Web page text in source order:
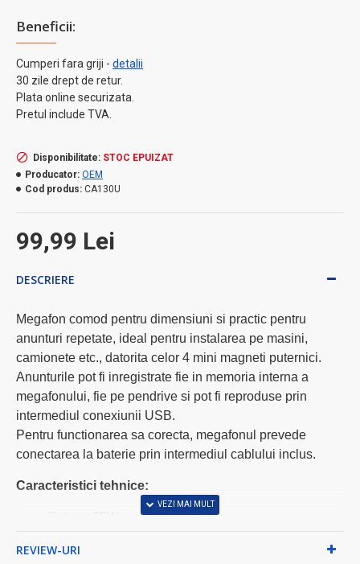
Beneficii:
Cumperi fara griji - detalii
30 zile drept de retur.
Plata online securizata.
Pretul include TVA.
99,99 Lei
Disponibilitate: STOC EPUIZAT
Producator: OEM
Cod produs: CA130U
DESCRIERE
Megafon comod pentru dimensiuni si practic pentru
anunturi repetate, ideal pentru instalarea pe masini,
camionete etc., datorita celor 4 mini magneti puternici.
Anunturile pot fi inregistrate fie in memoria interna a
megafonului, fie pe pendrive si pot fi reproduse prin
intermediul conexiunii USB.
Pentru functionarea sa corecta, megafonul prevede
conectarea la baterie prin intermediul cablului inclus.
Caracteristici tehnice:
Timp de inregistrare: 150 secunde
REVIEW-URI